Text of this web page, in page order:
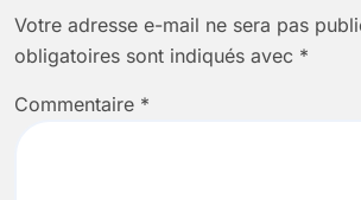
Votre adresse e-mail ne sera pas
obligatoires sont indiqués avec *
Commentaire *